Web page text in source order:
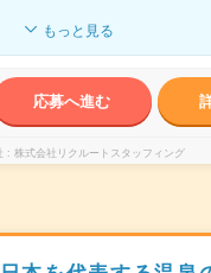
もっと見る
応募へ進む
株式会社リクルートスタッフィング